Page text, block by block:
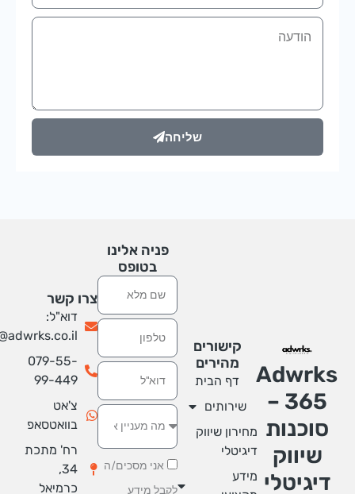
שליחה
365 –
סוכנות
שיווק
דיגיטלי
צרו קשר
דוא"ל:
info@adwrks.co.il
079-55-
99-449
צ'אט
בוואטסאפ
רח' מתכת
כרמיאל
פניה אלינו
בטופס
אימייל
אני מסכים/ה
לקבל מידע
קישורים
מהירים
דף הבית
שירותים
מחירון שיווק
דיגיטלי
מידע